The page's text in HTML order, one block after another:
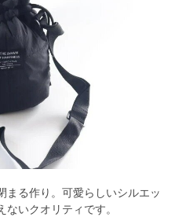
まる作り。可愛らしいシルエッ
ないクオリティです。